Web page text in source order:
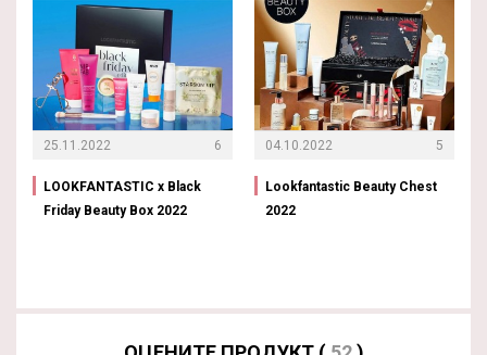
25.11.2022 6
LOOKFANTASTIC x Black
Friday Beauty Box 2022
04.10.2022 5
Lookfantastic Beauty Chest
2022